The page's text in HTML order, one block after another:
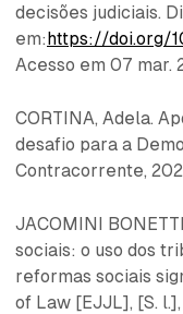
decisões judiciais.
em:https://doi.org/
Acesso em 07 mar.
CORTINA, Adela.
desafio para a
Contracorrente,
JACOMINI
sociais: o uso dos
reformas sociais
of Law [EJJL], [S. l.],